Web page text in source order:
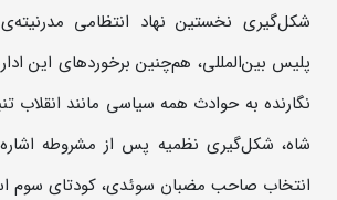
شکل‌گیری نخستین نهاد انتظامی
پلیس بین‌المللی، هم‌چنین برخوردهای این
نگارنده به حوادث همه سیاسی مانند انقلاب
شاه، شکل‌گیری نظمیه پس از مشروطه اشاره